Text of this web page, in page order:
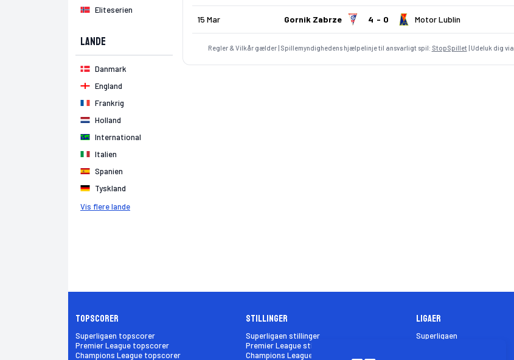
15 Mar Gornik Zabrze Motor Lublin
4 0
Regler & Vilkår gælder | Spillemyndighedens hjælpelinje til ansvarligt spil: StopSpillet| Udeluk dig via
Eliteserien
Lande
Danmark
England
Frankrig
Holland
International
Italien
Spanien
Tyskland
Vis flere lande
Topscorer
Superligaen topscorer
Premier League topscorer
Champions League topscorer
Stillinger
Superligaen stillinger
Premier League stillinger
Champions League stillinger
Ligaer
Superligaen